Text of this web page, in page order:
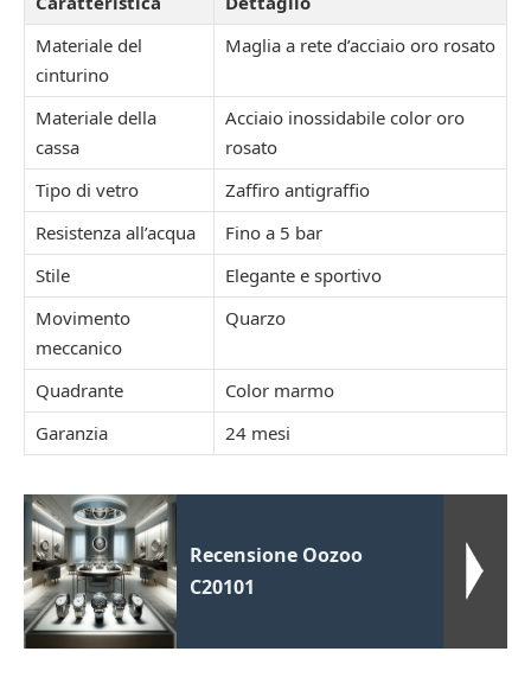
Materiale del
cinturino
Maglia a rete d’acciaio oro rosato
Materiale della
cassa
Acciaio inossidabile color oro
rosato
Tipo di vetro
Zaffiro antigraffio
Resistenza all’acqua
Fino a 5 bar
Stile
Elegante e sportivo
Movimento
meccanico
Quarzo
Quadrante
Color marmo
Garanzia
24 mesi
Recensione Oozoo
C20101